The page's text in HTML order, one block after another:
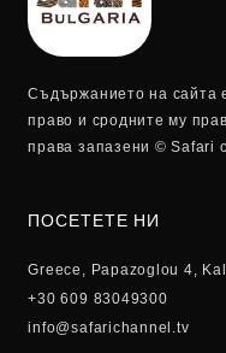
Съдържанието на сайта
право и сродните му
права запазени © Safari
ПОСЕТЕТЕ НИ
Greece, Papazoglou 4,
+30 609 83049300
info@safarichannel.tv